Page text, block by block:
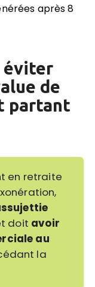
après 8
éviter
de
partant
en retraite
doit avoir
au
la